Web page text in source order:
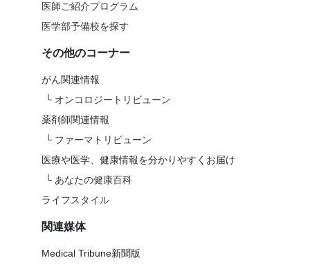
医師ご紹介プログラム
医学部予備校を探す
その他のコーナー
がん関連情報
└ オンコロジートリビューン
薬剤師関連情報
└ ファーマトリビューン
医療や医学、健康情報を分かりやすくお届け
└ あなたの健康百科
ライフスタイル
関連媒体
Medical Tribune新聞版